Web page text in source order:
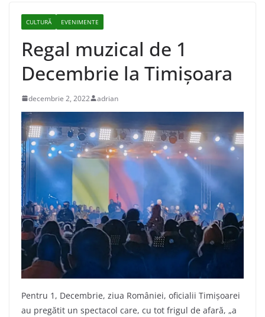
CULTURĂ EVENIMENTE
Regal muzical de 1
Decembrie la Timișoara
decembrie 2, 2022 adrian
Pentru 1, Decembrie, ziua României, oficialii Timișoarei
au pregătit un spectacol care, cu tot frigul de afară, „a